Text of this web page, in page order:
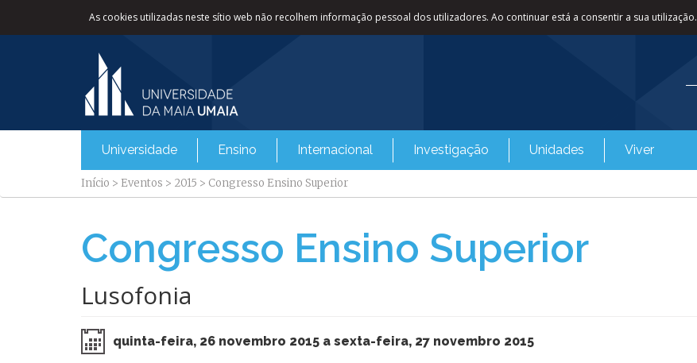
As cookies utilizadas neste sítio web não recolhem informação pessoal dos utilizadores. Ao continuar está a consentir a sua utilização.
Universidade Ensino Internacional Investigação Unidades Viver
Início > Eventos > 2015 > Congresso Ensino Superior
Congresso Ensino Superior
Lusofonia
quinta-feira, 26 novembro 2015 a sexta-feira, 27 novembro 2015